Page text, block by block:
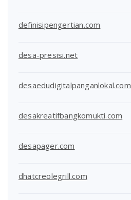
definisipengertian.com
desa-presisi.net
desaedudigitalpanganlokal.com
desakreatifbangkomukti.com
desapager.com
dhatcreolegrill.com